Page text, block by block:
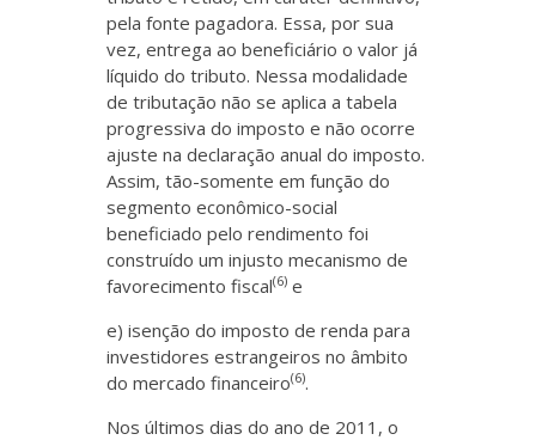
pela fonte pagadora. Essa, por sua
vez, entrega ao beneficiário o valor já
líquido do tributo. Nessa modalidade
de tributação não se aplica a tabela
progressiva do imposto e não ocorre
ajuste na declaração anual do imposto.
Assim, tão-somente em função do
segmento econômico-social
beneficiado pelo rendimento foi
construído um injusto mecanismo de
favorecimento fiscal(6) e
e) isenção do imposto de renda para
investidores estrangeiros no âmbito
do mercado financeiro(6).
Nos últimos dias do ano de 2011, o